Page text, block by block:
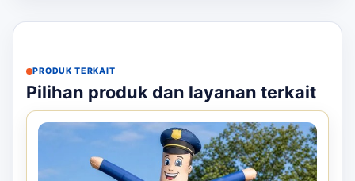
PRODUK TERKAIT
Pilihan produk dan layanan terkait